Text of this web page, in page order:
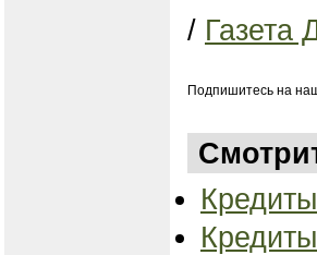
/ Газета
Подпишитесь на